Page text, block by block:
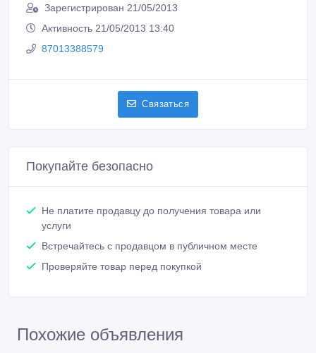
Зарегистрирован 21/05/2013
Активность 21/05/2013 13:40
87013388579
Связаться
Покупайте безопасно
Не платите продавцу до получения товара или
услуги
Встречайтесь с продавцом в публичном месте
Проверяйте товар перед покупкой
Похожие объявления